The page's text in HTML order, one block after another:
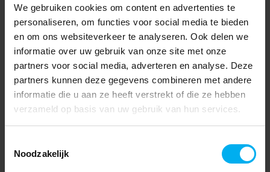
We gebruiken cookies om content en advertenties te
personaliseren, om functies voor social media te bieden
en om ons websiteverkeer te analyseren. Ook delen we
informatie over uw gebruik van onze site met onze
partners voor social media, adverteren en analyse. Deze
partners kunnen deze gegevens combineren met andere
informatie die u aan ze heeft verstrekt of die ze hebben
verzameld op basis van uw gebruik van hun services.
Noodzakelijk